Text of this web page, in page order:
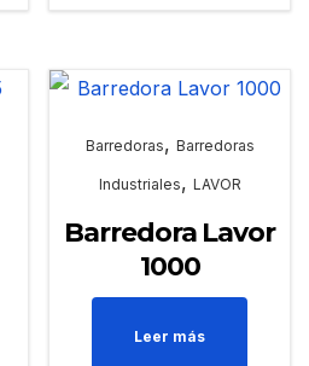
Barredoras, Barredoras
Industriales, LAVOR
Barredora Lavor
1000
Leer más